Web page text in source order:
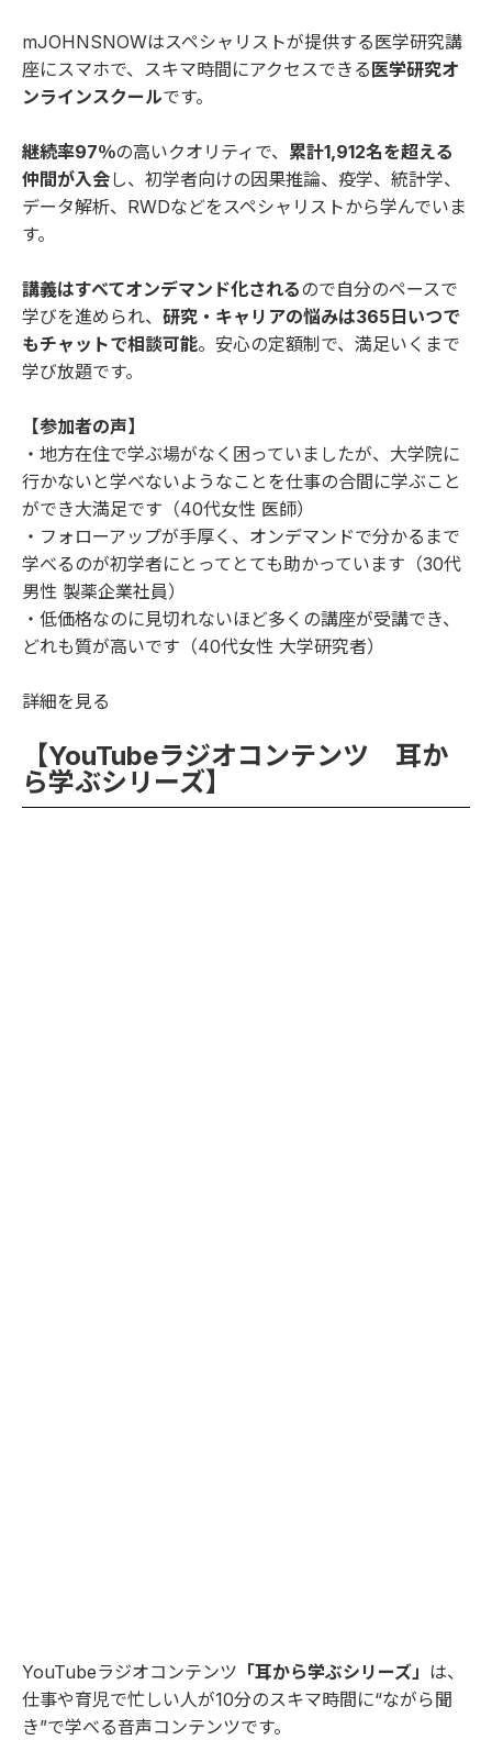
mJOHNSNOWはスペシャリストが提供する医学研究講
座にスマホで、スキマ時間にアクセスできる医学研究オ
ンラインスクールです。
継続率97％の高いクオリティで、 累計1,912名を超える
仲間が入会し、初学者向けの因果推論、疫学、統計学、
データ解析、RWDなどをスペシャリストから学んでいま
す。
講義はすべてオンデマンド化されるので自分のペースで
学びを進められ、 研究・キャリアの悩みは365日いつで
もチャットで相談可能。安心の定額制で、満足いくまで
学び放題です。
【参加者の声】
・地方在住で学ぶ場がなく困っていましたが、大学院に
行かないと学べないようなことを仕事の合間に学ぶこと
ができ大満足です（40代女性 医師）
・フォローアップが手厚く、オンデマンドで分かるまで
学べるのが初学者にとってとても助かっています（30代
男性 製薬企業社員）
・低価格なのに見切れないほど多くの講座が受講でき、
どれも質が高いです（40代女性 大学研究者）
詳細を見る
【YouTubeラジオコンテンツ 耳か
ら学ぶシリーズ】
YouTubeラジオコンテンツ 「耳から学ぶシリーズ」 は、
仕事や育児で忙しい人が10分のスキマ時間に“ながら聞
き”で学べる音声コンテンツです。